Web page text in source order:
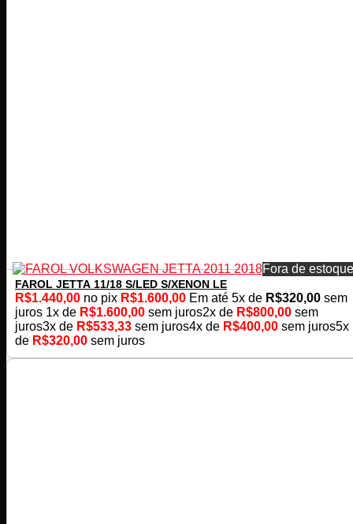
Fora de estoque
FAROL JETTA 11/18 S/LED S/XENON LE
R$1.440,00 no pix R$1.600,00 Em até 5x de R$320,00 sem
juros 1x de R$1.600,00 sem juros2x de R$800,00 sem
juros3x de R$533,33 sem juros4x de R$400,00 sem juros5x
de R$320,00 sem juros